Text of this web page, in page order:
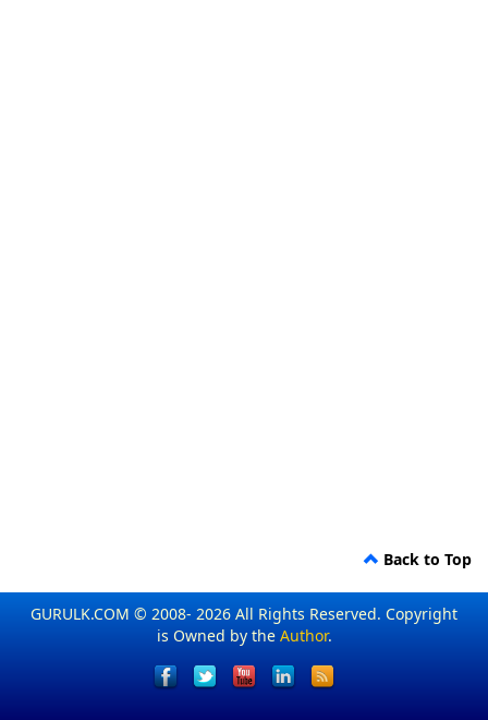
Back to Top
GURULK.COM © 2008- 2026 All Rights Reserved. Copyright
is Owned by the Author.